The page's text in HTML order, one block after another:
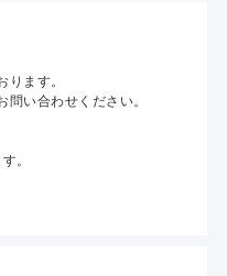
ります。
い合わせください。
。